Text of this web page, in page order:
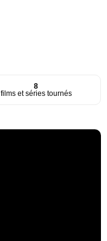
8
films et séries tournés